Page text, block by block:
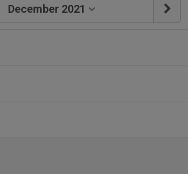
December 2021